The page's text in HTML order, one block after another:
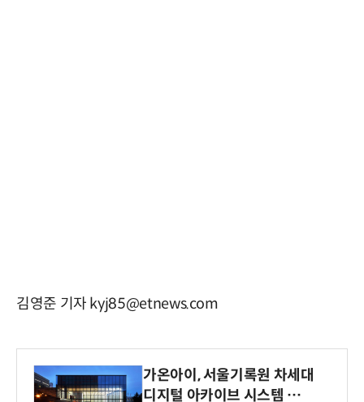
김영준 기자 kyj85@etnews.com
가온아이, 서울기록원 차세대
디지털 아카이브 시스템 구축